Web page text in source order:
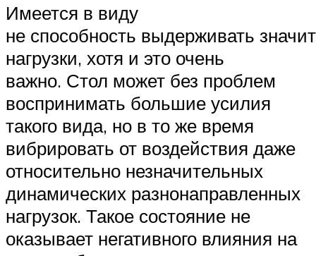
Имеется в виду
не способность выдерживать
нагрузки, хотя и это очень
важно. Стол может без проблем
воспринимать большие усилия
такого вида, но в то же время
вибрировать от воздействия даже
относительно незначительных
динамических разнонаправленных
нагрузок. Такое состояние не
оказывает негативного влияния на